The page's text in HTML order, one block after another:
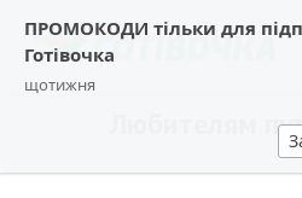
ПРОМОКОДИ тільки для
Готівочка
щотижня
Любителям